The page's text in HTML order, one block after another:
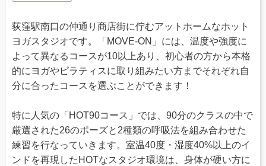
荻窪駅南口の仲通り商店街に佇むアットホームなホット
ヨガスタジオです。「MOVE-ON」には、温度や強度に
よって異なるコースが10以上あり、初心者の方から本格
的にヨガやピラティスに取り組みたい方までそれぞれ自
分に合ったコースを選ぶことができます！
特に人気の「HOT90コース」では、90分のクラスの中で
厳選された26のポーズと2種類の呼吸法を組み合わせた
練習を行なっていきます。室温40度・湿度40%以上のイ
ンドを再現したHOTなスタジオ環境は、身体が硬い方に